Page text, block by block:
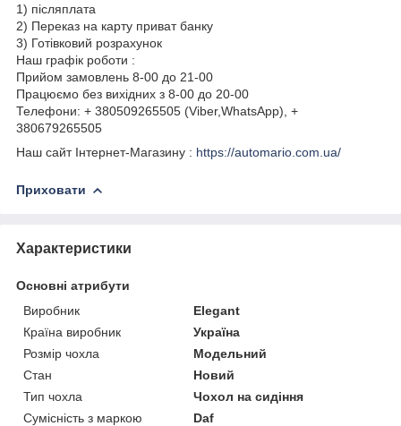
1) післяплата
2) Переказ на карту приват банку
3) Готівковий розрахунок
Наш графік роботи :
Прийом замовлень 8-00 до 21-00
Працюємо без вихідних з 8-00 до 20-00
Телефони: + 380509265505 (Viber,WhatsApp), +
380679265505
Наш сайт Інтернет-Магазину : https://automario.com.ua/
Приховати
Характеристики
Основні атрибути
Виробник
Elegant
Країна виробник
Україна
Розмір чохла
Модельний
Стан
Новий
Тип чохла
Чохол на сидіння
Сумісність з маркою
Daf